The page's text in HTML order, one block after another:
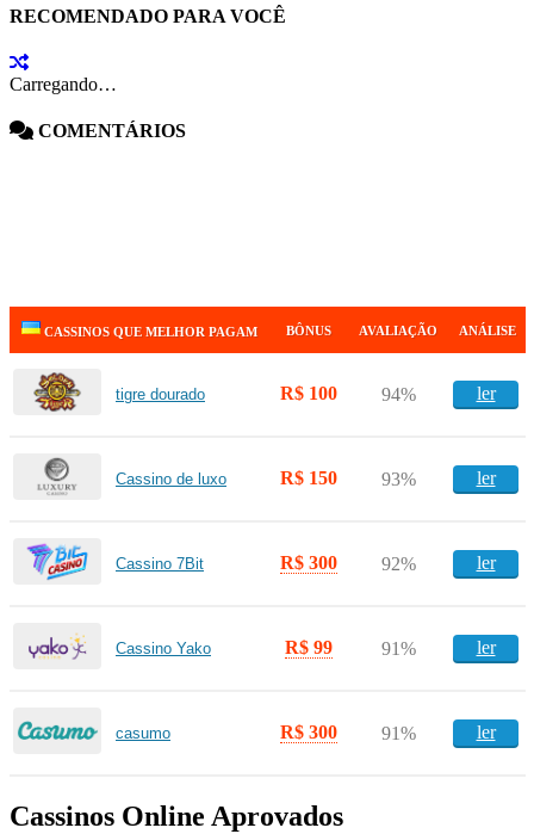
RECOMENDADO PARA VOCÊ
Carregando…
COMENTÁRIOS
CASSINOS QUE MELHOR PAGAM BÔNUS AVALIAÇÃO ANÁLISE
tigre dourado R$ 100 94% ler
Cassino de luxo R$ 150 93% ler
Cassino 7Bit R$ 300 92% ler
Cassino Yako R$ 99 91% ler
casumo R$ 300 91% ler
Cassinos Online Aprovados